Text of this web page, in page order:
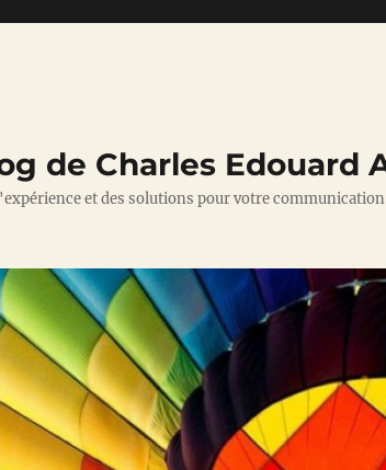
de Charles Edouard
et des solutions pour votre communication